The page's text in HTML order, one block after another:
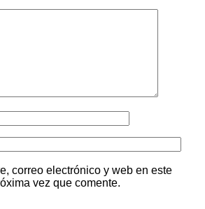
correo electrónico y web en este
vez que comente.